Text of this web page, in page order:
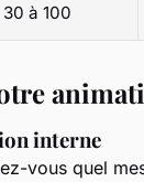
30 à 100
interne
vous quel